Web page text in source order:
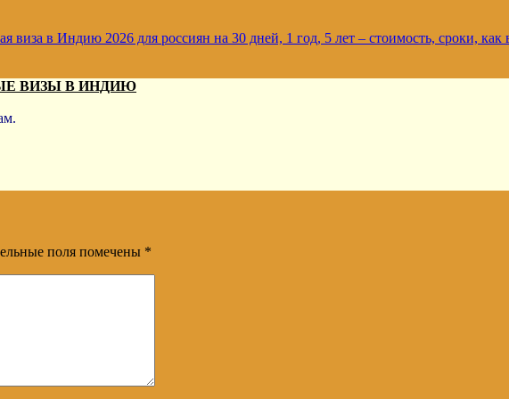
виза в Индию 2026 для россиян на 30 дней, 1 год, 5 лет – стоимость, сроки,
ВИЗЫ В ИНДИЮ
поля помечены *